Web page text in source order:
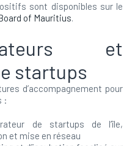
sont disponibles sur le
of Mauritius.
et
startups
d’accompagnement pour
:
de startups de l’île,
et mise en réseau